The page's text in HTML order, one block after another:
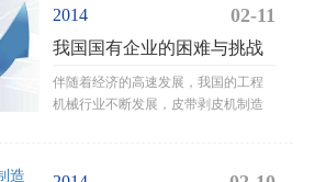
2014 02-11
我国国有企业的困难与挑战
伴随着经济的高速发展，我国的工程
机械行业不断发展，皮带剥皮机制造